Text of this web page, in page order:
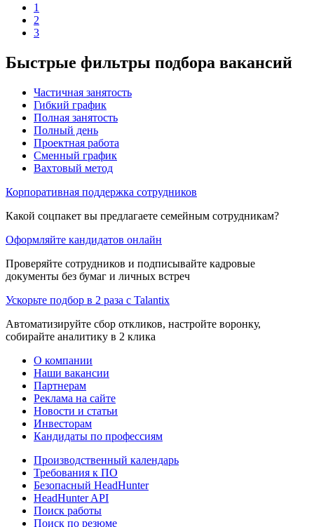
1
2
3
Быстрые фильтры подбора вакансий
Частичная занятость
Гибкий график
Полная занятость
Полный день
Проектная работа
Сменный график
Вахтовый метод
Корпоративная поддержка сотрудников
Какой соцпакет вы предлагаете семейным сотрудникам?
Оформляйте кандидатов онлайн
Проверяйте сотрудников и подписывайте кадровые
документы без бумаг и личных встреч
Ускорьте подбор в 2 раза с Talantix
Автоматизируйте сбор откликов, настройте воронку,
собирайте аналитику в 2 клика
О компании
Наши вакансии
Партнерам
Реклама на сайте
Новости и статьи
Инвесторам
Кандидаты по профессиям
Производственный календарь
Требования к ПО
Безопасный HeadHunter
HeadHunter API
Поиск работы
Поиск по резюме